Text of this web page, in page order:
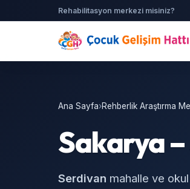
Rehabilitasyon merkezi misiniz?
Ana Sayfa›Rehberlik Araştırma
Sakarya
Serdivan mahalle ve